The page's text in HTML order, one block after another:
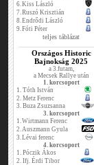
6.Kiss László
7.Ruszó Krisztián
8.Endrődi László
9.Fóti Péter
teljes táblázat
Országos Historic
Bajnokság 2025
a 3.futam,
a Mecsek Rallye után
1. korcsoport
1. Tóth István
2. Metz Ferenc
3. Buza Zsuzsanna
3. korcsoport
1.Wirtmann Ferenc
2.Auszmann Gyula
3.Lévai ferenc
4. korcsoport
1. Póczik Ákos
2. Ifj. Érdi Tibor